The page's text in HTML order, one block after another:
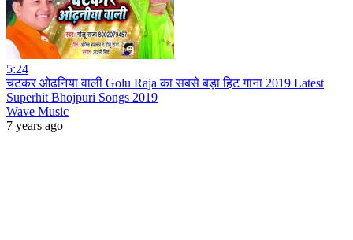
5:24
चटकर ओढनिया वाली Golu Raja का सबसे बड़ा हिट गाना 2019 Latest
Superhit Bhojpuri Songs 2019
Wave Music
7 years ago